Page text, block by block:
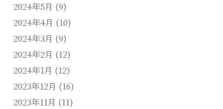
2024年5月 (9)
2024年4月 (10)
2024年3月 (9)
2024年2月 (12)
2024年1月 (12)
2023年12月 (16)
2023年11月 (11)